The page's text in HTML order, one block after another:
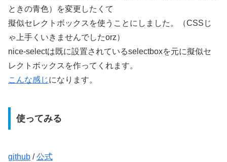
ときの青色）を変更したくて
擬似セレクトボックスを使うことにしました。（CSSじ
ゃ上手くいきませんでしたorz）
nice-selectは既に設置されているselectboxを元に擬似セ
レクトボックスを作ってくれます。
こんな感じになります。
使ってみる
github /公式